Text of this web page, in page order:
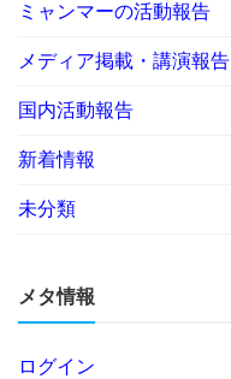
ミャンマーの活動報告
メディア掲載・講演報告
国内活動報告
新着情報
未分類
メタ情報
ログイン